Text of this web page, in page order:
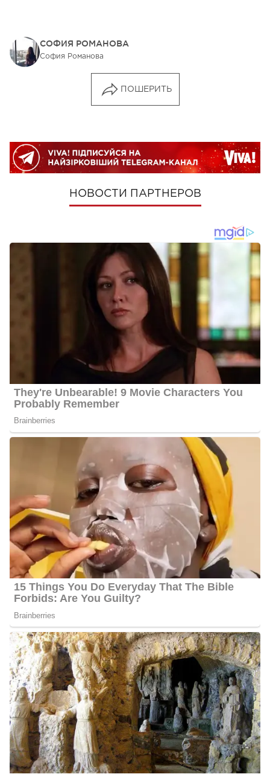
СОФИЯ РОМАНОВА
София Романова
ПОШЕРИТЬ
НОВОСТИ ПАРТНЕРОВ